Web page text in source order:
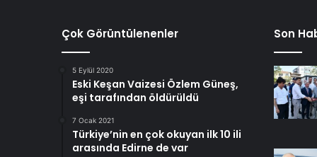
Çok Görüntülenenler
5 Eylül 2020
Eski Keşan Vaizesi Özlem Güneş,
eşi tarafından öldürüldü
7 Ocak 2021
Türkiye’nin en çok okuyan ilk 10 ili
arasında Edirne de var
Son